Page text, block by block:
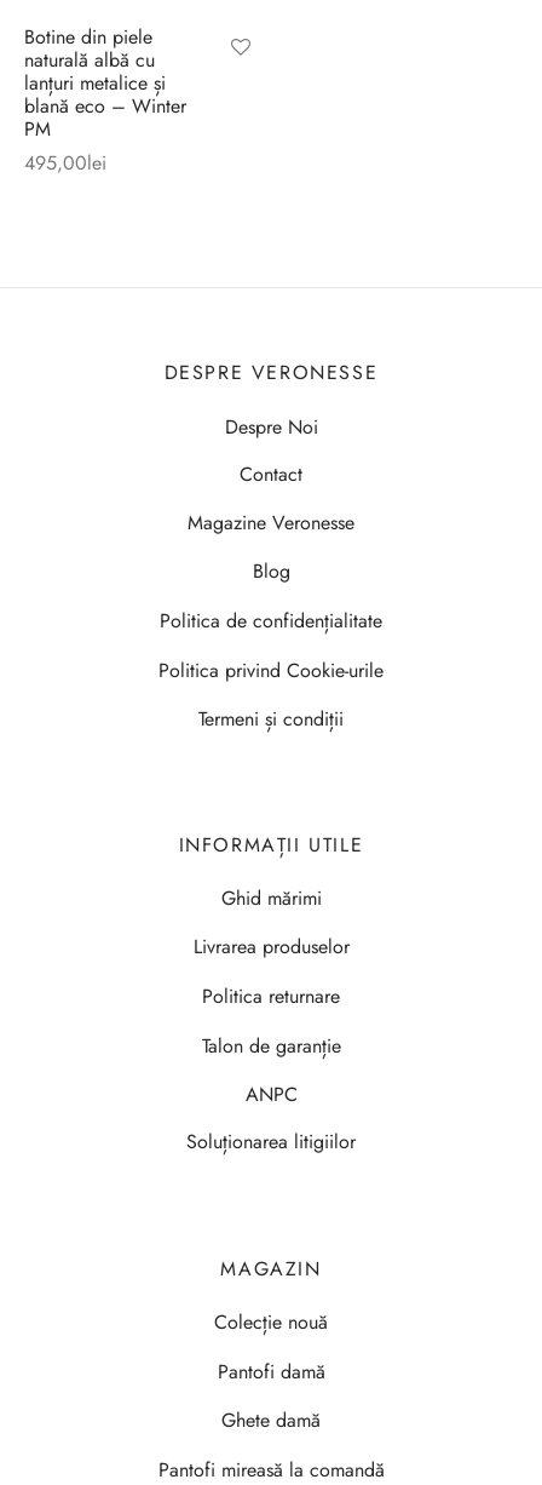
Botine din piele
naturală albă cu
lanțuri metalice și
blană eco – Winter
PM
495,00lei
DESPRE VERONESSE
Despre Noi
Contact
Magazine Veronesse
Blog
Politica de confidențialitate
Politica privind Cookie-urile
Termeni și condiții
INFORMAȚII UTILE
Ghid mărimi
Livrarea produselor
Politica returnare
Talon de garanție
ANPC
Soluționarea litigiilor
MAGAZIN
Colecție nouă
Pantofi damă
Ghete damă
Pantofi mireasă la comandă